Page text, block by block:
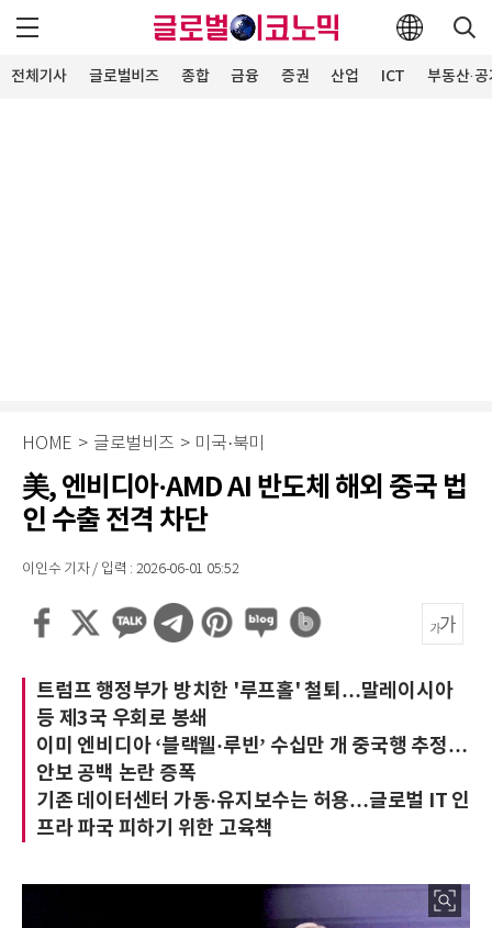
전체기사 글로벌비즈 종합 금융 증권 산업 ICT 부동산·
HOME > 글로벌비즈 > 미국·북미
美, 엔비디아·AMD AI 반도체 해외 중국 법
인 수출 전격 차단
이인수 기자 / 입력 : 2026-06-01 05:52
트럼프 행정부가 방치한 '루프홀' 철퇴…말레이시아
등 제3국 우회로 봉쇄
이미 엔비디아 ‘블랙웰·루빈’ 수십만 개 중국행 추정…
안보 공백 논란 증폭
기존 데이터센터 가동·유지보수는 허용…글로벌 IT 인
프라 파국 피하기 위한 고육책